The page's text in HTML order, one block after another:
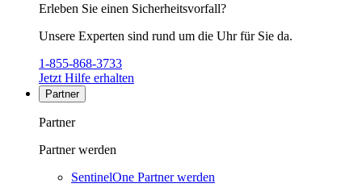
Erleben Sie einen Sicherheitsvorfall?
Unsere Experten sind rund um die Uhr für Sie da.
1-855-868-3733
Jetzt Hilfe erhalten
Partner
Partner
Partner werden
SentinelOne Partner werden